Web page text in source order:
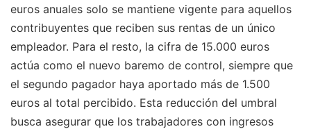
euros anuales solo se mantiene vigente para aquellos
contribuyentes que reciben sus rentas de un único
empleador. Para el resto, la cifra de 15.000 euros
actúa como el nuevo baremo de control, siempre que
el segundo pagador haya aportado más de 1.500
euros al total percibido. Esta reducción del umbral
busca asegurar que los trabajadores con ingresos